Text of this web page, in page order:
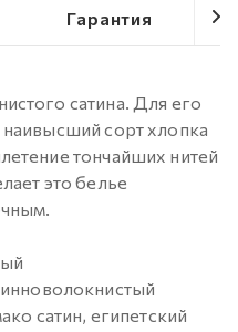
Гарантия
сатина. Для его
наивысший сорт хлопка
тончайших нитей
это белье
сатин, египетский